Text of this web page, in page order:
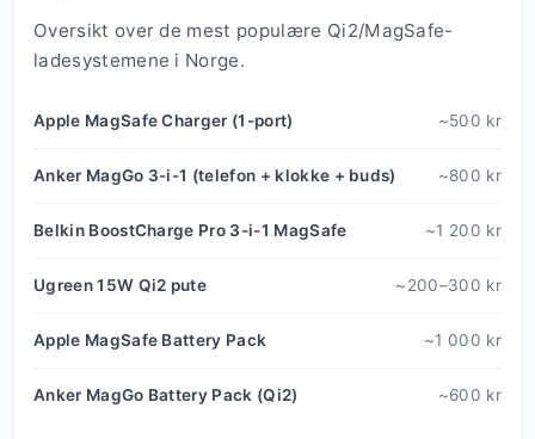
Oversikt over de mest populære Qi2/MagSafe-
ladesystemene i Norge.
Apple MagSafe Charger (1-port) ~500 kr
Anker MagGo 3-i-1 (telefon + klokke + buds) ~800 kr
Belkin BoostCharge Pro 3-i-1 MagSafe ~1 200 kr
Ugreen 15W Qi2 pute ~200–300 kr
Apple MagSafe Battery Pack ~1 000 kr
Anker MagGo Battery Pack (Qi2) ~600 kr